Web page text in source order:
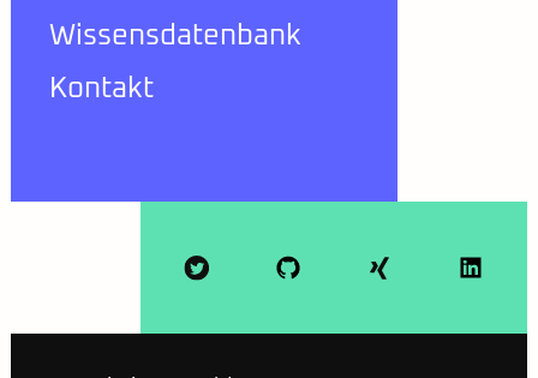
Wissensdatenbank
Kontakt